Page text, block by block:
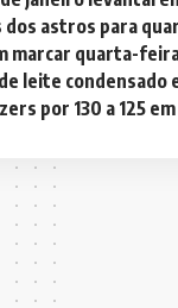
dos astros para
marcar quarta-
leite condensado
por 130 a 125